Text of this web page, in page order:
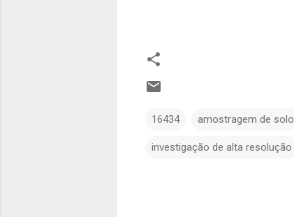
16434 amostragem de solo
investigação de alta resolução